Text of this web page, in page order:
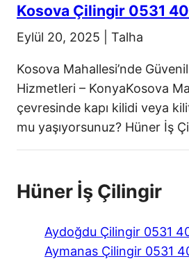
Kosova Çilingir 0531
Eylül 20, 2025 Talha
Kosova Mahallesi’nde
Hizmetleri – KonyaKosova
çevresinde kapı kilidi veya
mu yaşıyorsunuz? Hüner İş
Hüner İş Çilingir
Aydoğdu Çilingir 0531
Aymanas Çilingir 0531